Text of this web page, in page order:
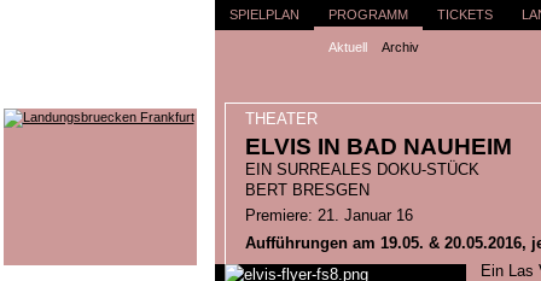
SPIELPLAN PROGRAMM
Aktuell Archiv
TICKETS
THEATER
ELVIS IN BAD NAUHEIM
EIN SURREALES DOKU-STÜCK
BERT BRESGEN
Premiere: 21. Januar 16
Aufführungen am 19.05. & 20.05.2016,
Ein Las